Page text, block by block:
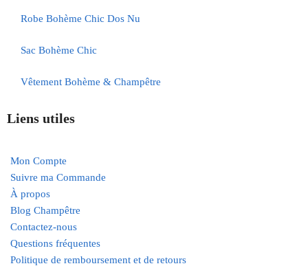
Robe Bohème Chic Dos Nu
Sac Bohème Chic
Vêtement Bohème & Champêtre
Liens utiles
Mon Compte
Suivre ma Commande
À propos
Blog Champêtre
Contactez-nous
Questions fréquentes
Politique de remboursement et de retours